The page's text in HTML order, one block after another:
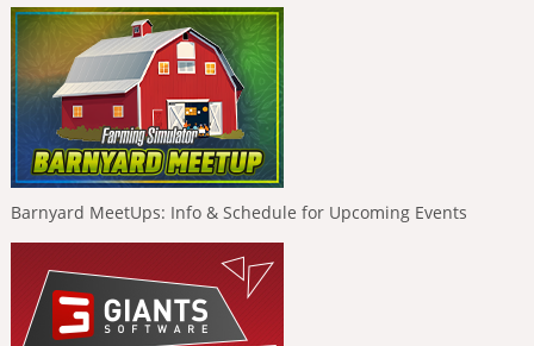
Barnyard MeetUps: Info & Schedule for Upcoming Events